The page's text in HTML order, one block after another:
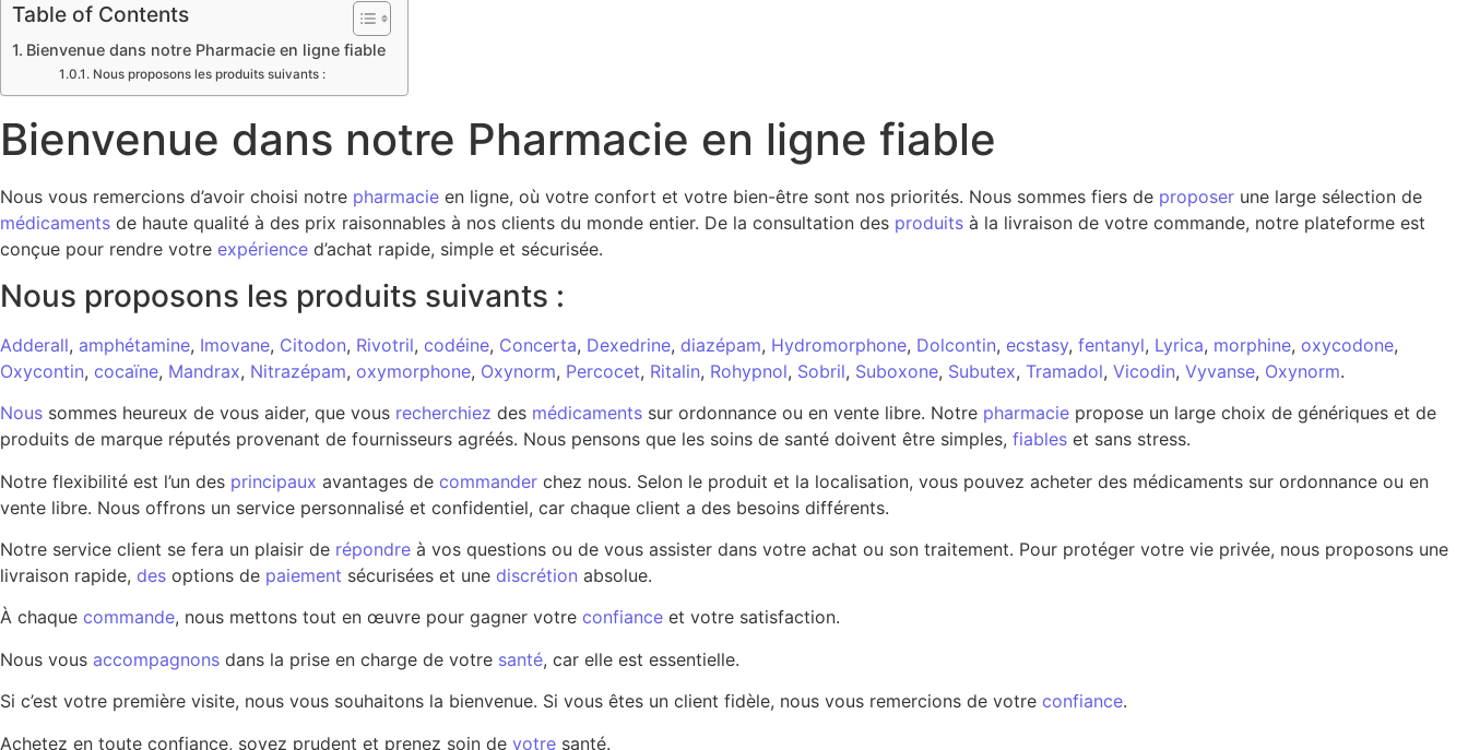
Table of Contents
Bienvenue dans notre Pharmacie en ligne fiable
Nous proposons les produits suivants :
Bienvenue dans notre Pharmacie en ligne fiable
Nous vous remercions d’avoir choisi notre pharmacie en ligne, où votre confort et votre bien-être sont nos priorités. Nous sommes fiers de proposer une large sélection de
médicaments de haute qualité à des prix raisonnables à nos clients du monde entier. De la consultation des produits à la livraison de votre commande, notre plateforme est
conçue pour rendre votre expérience d’achat rapide, simple et sécurisée.
Nous proposons les produits suivants :
Adderall, amphétamine, Imovane, Citodon, Rivotril, codéine, Concerta, Dexedrine, diazépam, Hydromorphone, Dolcontin, ecstasy, fentanyl, Lyrica, morphine, oxycodone,
Oxycontin, cocaïne, Mandrax, Nitrazépam, oxymorphone, Oxynorm, Percocet, Ritalin, Rohypnol, Sobril, Suboxone, Subutex, Tramadol, Vicodin, Vyvanse, Oxynorm.
Nous sommes heureux de vous aider, que vous recherchiez des médicaments sur ordonnance ou en vente libre. Notre pharmacie propose un large choix de génériques et de
produits de marque réputés provenant de fournisseurs agréés. Nous pensons que les soins de santé doivent être simples, fiables et sans stress.
Notre flexibilité est l’un des principaux avantages de commander chez nous. Selon le produit et la localisation, vous pouvez acheter des médicaments sur ordonnance ou en
vente libre. Nous offrons un service personnalisé et confidentiel, car chaque client a des besoins différents.
Notre service client se fera un plaisir de répondre à vos questions ou de vous assister dans votre achat ou son traitement. Pour protéger votre vie privée, nous proposons une
livraison rapide, des options de paiement sécurisées et une discrétion absolue.
À chaque commande, nous mettons tout en œuvre pour gagner votre confiance et votre satisfaction.
Nous vous accompagnons dans la prise en charge de votre santé, car elle est essentielle.
Si c’est votre première visite, nous vous souhaitons la bienvenue. Si vous êtes un client fidèle, nous vous remercions de votre confiance.
Achetez en toute confiance, soyez prudent et prenez soin de votre santé.